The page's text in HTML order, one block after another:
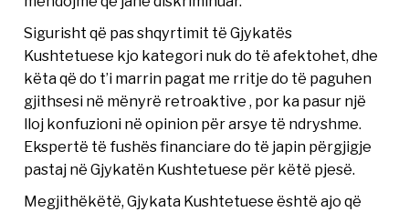
Sigurisht që pas shqyrtimit të Gjykatës
Kushtetuese kjo kategori nuk do të afektohet, dhe
këta që do t’i marrin pagat me rritje do të paguhen
gjithsesi në mënyrë retroaktive , por ka pasur një
lloj konfuzioni në opinion për arsye të ndryshme.
Ekspertë të fushës financiare do të japin përgjigje
pastaj në Gjykatën Kushtetuese për këtë pjesë.
Megjithëkëtë, Gjykata Kushtetuese është ajo që